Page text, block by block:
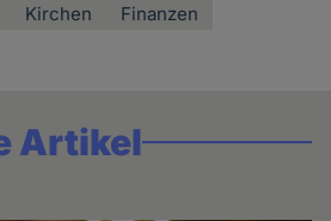
Kirchen
Finanzen
Artikel